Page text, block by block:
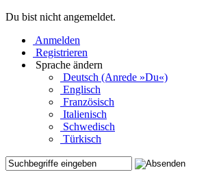
Du bist nicht angemeldet.
Anmelden
Registrieren
Sprache ändern
Deutsch (Anrede »Du«)
Englisch
Französisch
Italienisch
Schwedisch
Türkisch